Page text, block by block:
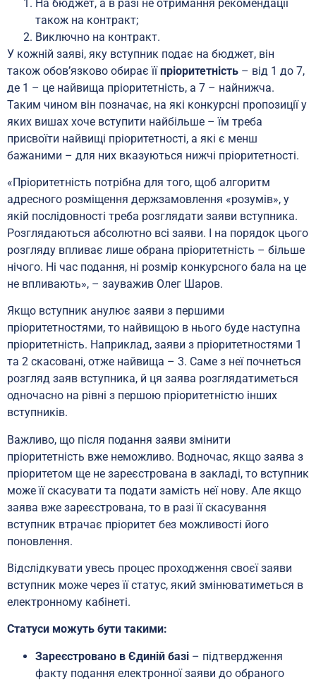
На бюджет, а в разі не отримання рекомендації
також на контракт;
Виключно на контракт.
У кожній заяві, яку вступник подає на бюджет, він
також обов’язково обирає їїпріоритетність – від 1 до 7,
де 1 – це найвища пріоритетність, а 7 – найнижча.
Таким чином він позначає, на які конкурсні пропозиції у
яких вишах хоче вступити найбільше – їм треба
присвоїти найвищі пріоритетності, а які є менш
бажаними – для них вказуються нижчі пріоритетності.
«Пріоритетність потрібна для того, щоб алгоритм
адресного розміщення держзамовлення «розумів», у
якій послідовності треба розглядати заяви вступника.
Розглядаються абсолютно всі заяви. І на порядок цього
розгляду впливає лише обрана пріоритетність – більше
нічого. Ні час подання, ні розмір конкурсного бала на це
не впливають», – зауважив Олег Шаров.
Якщо вступник анулює заяви з першими
пріоритетностями, то найвищою в нього буде наступна
пріоритетність. Наприклад, заяви з пріоритетностями 1
та 2 скасовані, отже найвища – 3. Саме з неї почнеться
розгляд заяв вступника, й ця заява розглядатиметься
одночасно на рівні з першою пріоритетністю інших
вступників.
Важливо, що після подання заяви змінити
пріоритетність вже неможливо. Водночас, якщо заява з
пріоритетом ще не зареєстрована в закладі, то вступник
може її скасувати та подати замість неї нову. Але якщо
заява вже зареєстрована, то в разі її скасування
вступник втрачає пріоритет без можливості його
поновлення.
Відслідкувати увесь процес проходження своєї заяви
вступник може через її статус, який змінюватиметься в
електронному кабінеті.
Статуси можуть бути такими:
Зареєстровано в Єдиній базі – підтвердження
факту подання електронної заяви до обраного